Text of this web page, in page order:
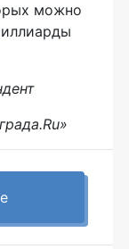
можно